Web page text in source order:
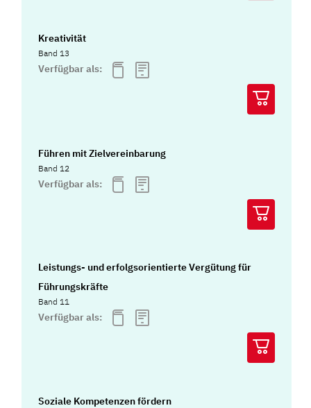
Kreativität
Band 13
Verfügbar als:
Führen mit Zielvereinbarung
Band 12
Verfügbar als:
Leistungs- und erfolgsorientierte Vergütung für
Führungskräfte
Band 11
Verfügbar als:
Soziale Kompetenzen fördern